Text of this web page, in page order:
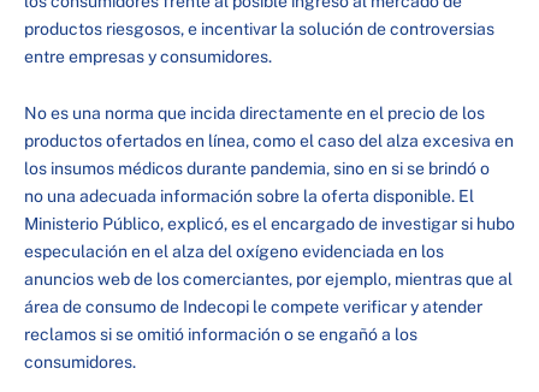
productos riesgosos, e incentivar la solución de controversias
entre empresas y consumidores.
No es una norma que incida directamente en el precio de los
productos ofertados en línea, como el caso del alza excesiva en
los insumos médicos durante pandemia, sino en si se brindó o
no una adecuada información sobre la oferta disponible. El
Ministerio Público, explicó, es el encargado de investigar si hubo
especulación en el alza del oxígeno evidenciada en los
anuncios web de los comerciantes, por ejemplo, mientras que al
área de consumo de Indecopi le compete verificar y atender
reclamos si se omitió información o se engañó a los
consumidores.